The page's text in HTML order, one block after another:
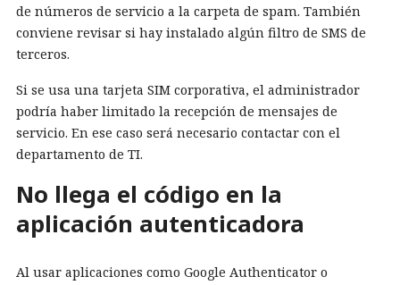
de números de servicio a la carpeta de spam. También
conviene revisar si hay instalado algún filtro de SMS de
terceros.
Si se usa una tarjeta SIM corporativa, el administrador
podría haber limitado la recepción de mensajes de
servicio. En ese caso será necesario contactar con el
departamento de TI.
No llega el código en la
aplicación autenticadora
Al usar aplicaciones como Google Authenticator o